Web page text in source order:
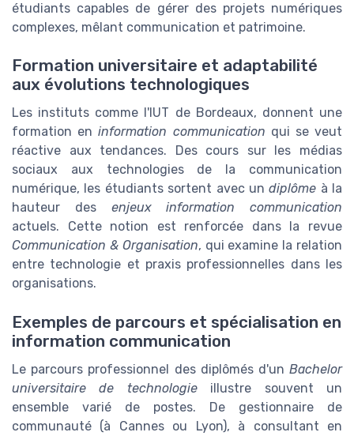
étudiants capables de gérer des projets numériques
complexes, mêlant communication et patrimoine.
Formation universitaire et adaptabilité
aux évolutions technologiques
Les instituts comme l'IUT de Bordeaux, donnent une
formation eninformation communication qui se veut
réactive aux tendances. Des cours sur les médias
sociaux aux technologies de la communication
numérique, les étudiants sortent avec undiplôme à la
hauteur des enjeux information communication
actuels. Cette notion est renforcée dans la revue
Communication & Organisation, qui examine la relation
entre technologie et praxis professionnelles dans les
organisations.
Exemples de parcours et spécialisation en
information communication
Le parcours professionnel des diplômés d'un Bachelor
universitaire de technologieillustre souvent un
ensemble varié de postes. De gestionnaire de
communauté (à Cannes ou Lyon), à consultant en